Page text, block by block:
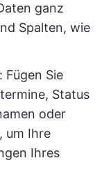
ganz
Spalten, wie
: Fügen Sie
Status
oder
um Ihre
Ihres